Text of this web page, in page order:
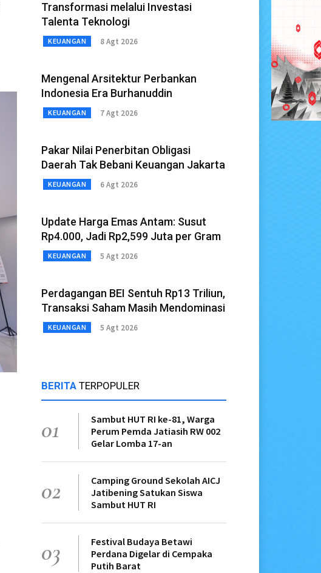
Transformasi melalui Investasi
Talenta Teknologi
KEUANGAN 8 Agt 2026
Mengenal Arsitektur Perbankan
Indonesia Era Burhanuddin
KEUANGAN 7 Agt 2026
Pakar Nilai Penerbitan Obligasi
Daerah Tak Bebani Keuangan Jakarta
KEUANGAN 6 Agt 2026
Update Harga Emas Antam: Susut
Rp4.000, Jadi Rp2,599 Juta per Gram
KEUANGAN 5 Agt 2026
Perdagangan BEI Sentuh Rp13 Triliun,
Transaksi Saham Masih Mendominasi
KEUANGAN 5 Agt 2026
BERITA TERPOPULER
01
Sambut HUT RI ke-81, Warga
Perum Pemda Jatiasih RW 002
Gelar Lomba 17-an
02
Camping Ground Sekolah AICJ
Jatibening Satukan Siswa
Sambut HUT RI
03
Festival Budaya Betawi
Perdana Digelar di Cempaka
Putih Barat